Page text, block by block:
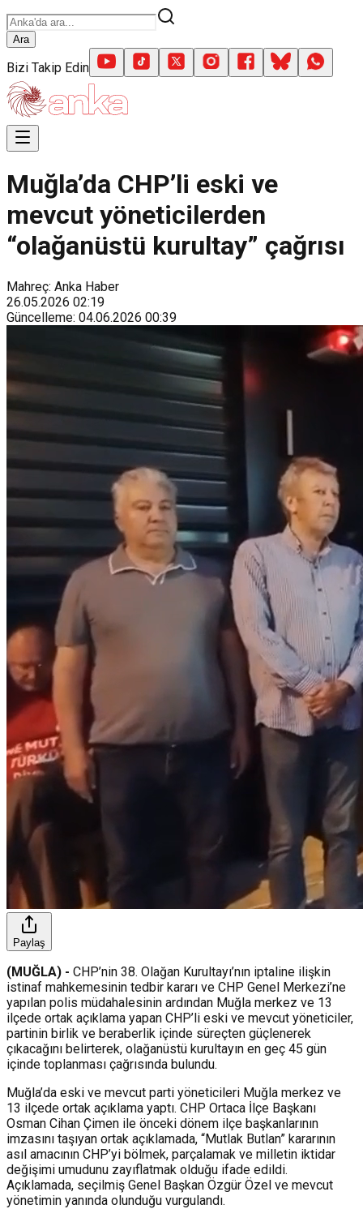
Ara
Bizi Takip Edin
Muğla’da CHP’li eski ve
mevcut yöneticilerden
“olağanüstü kurultay” çağrısı
Mahreç: Anka Haber
26.05.2026 02:19
Güncelleme: 04.06.2026 00:39
Paylaş
(MUĞLA) - CHP’nin 38. Olağan Kurultayı’nın iptaline ilişkin
istinaf mahkemesinin tedbir kararı ve CHP Genel Merkezi’ne
yapılan polis müdahalesinin ardından Muğla merkez ve 13
ilçede ortak açıklama yapan CHP’li eski ve mevcut yöneticiler,
partinin birlik ve beraberlik içinde süreçten güçlenerek
çıkacağını belirterek, olağanüstü kurultayın en geç 45 gün
içinde toplanması çağrısında bulundu.
Muğla’da eski ve mevcut parti yöneticileri Muğla merkez ve
13 ilçede ortak açıklama yaptı. CHP Ortaca İlçe Başkanı
Osman Cihan Çimen ile önceki dönem ilçe başkanlarının
imzasını taşıyan ortak açıklamada, “Mutlak Butlan” kararının
asıl amacının CHP’yi bölmek, parçalamak ve milletin iktidar
değişimi umudunu zayıflatmak olduğu ifade edildi.
Açıklamada, seçilmiş Genel Başkan Özgür Özel ve mevcut
yönetimin yanında olunduğu vurgulandı.